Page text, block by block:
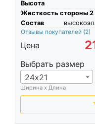
Высота
Жесткость стороны 2
Состав
Отзывы покупателей (2)
Цена
Выбрать размер
24х21
Ширина х Длина